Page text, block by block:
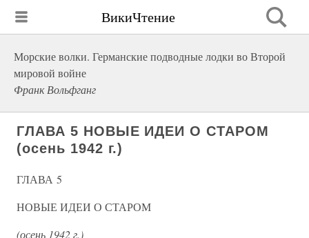
ВикиЧтение
Морские волки. Германские подводные лодки во Второй
мировой войне
Франк Вольфганг
ГЛАВА 5 НОВЫЕ ИДЕИ О СТАРОМ
(осень 1942 г.)
ГЛАВА 5
НОВЫЕ ИДЕИ О СТАРОМ
(осень 1942 г.)